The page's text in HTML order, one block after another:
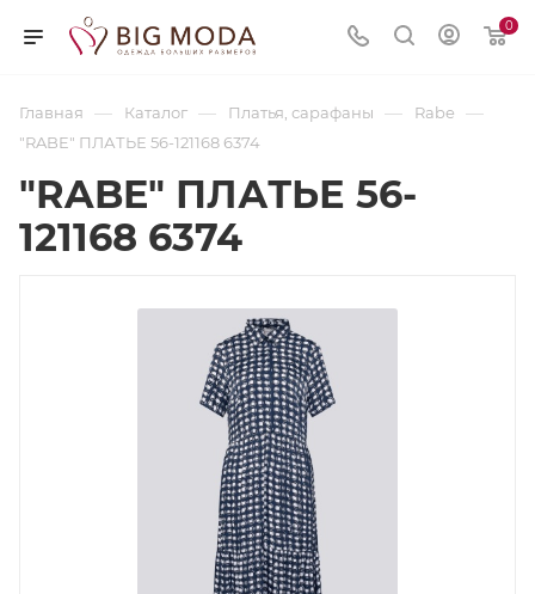
0
Главная — Каталог — Платья, сарафаны — Rabe —
"RABE" ПЛАТЬЕ 56-121168 6374
"RABE" ПЛАТЬЕ 56-
121168 6374